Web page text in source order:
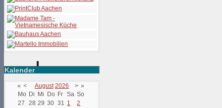
Kalender
« < August 2026 > »
Mo Di Mi Do Fr Sa So
27
28 29 30 31 1
2